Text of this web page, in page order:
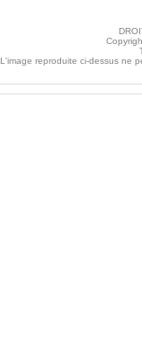
L'image reproduite ci-dessus ne